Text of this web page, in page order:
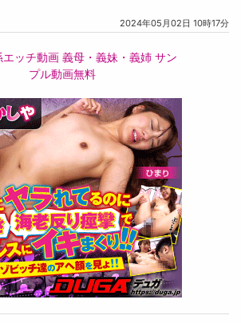
2024年05月02日 10時17分
ッチ動画 義母・義妹・義姉 サン
プル動画無料